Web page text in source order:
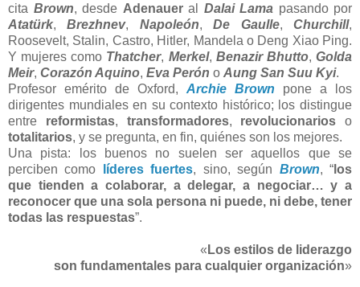
cita Brown, desde Adenaueral Dalai Lama pasando por
Atatürk,Brezhnev, Napoleón,De Gaulle,Churchill,
Roosevelt, Stalin, Castro, Hitler, Mandela o Deng Xiao Ping.
Y mujeres como Thatcher, Merkel, Benazir Bhutto,Golda
Meir, Corazón Aquino, Eva Perón o Aung San Suu Kyi.
Profesor emérito de Oxford, Archie Brown pone a los
dirigentes mundiales en su contexto histórico; los distingue
entre reformistas, transformadores, revolucionarios o
totalitarios, y se pregunta, en fin, quiénes son los mejores.
Una pista: los buenos no suelen ser aquellos que se
perciben como
líderes fuertes, sino, según Brown, “ los
que tienden a colaborar, a delegar, a negociar… y a
reconocer que una sola persona ni puede, ni debe, tener
todas las respuestas”.
« Los estilos de liderazgo
son fundamentales para cualquier organización»